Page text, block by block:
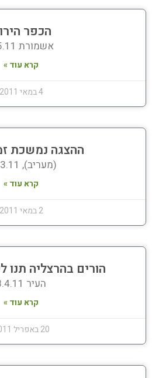
הכפר
אשמורת 4.5.11
קרא עוד »
4 במאי 2011
ההצגה נמשכת
(מעריב), 25.3.11
קרא עוד »
2 במאי 2011
הורים בהרצליה תנו
העיר 8.4.11
קרא עוד »
20 באפריל 2011